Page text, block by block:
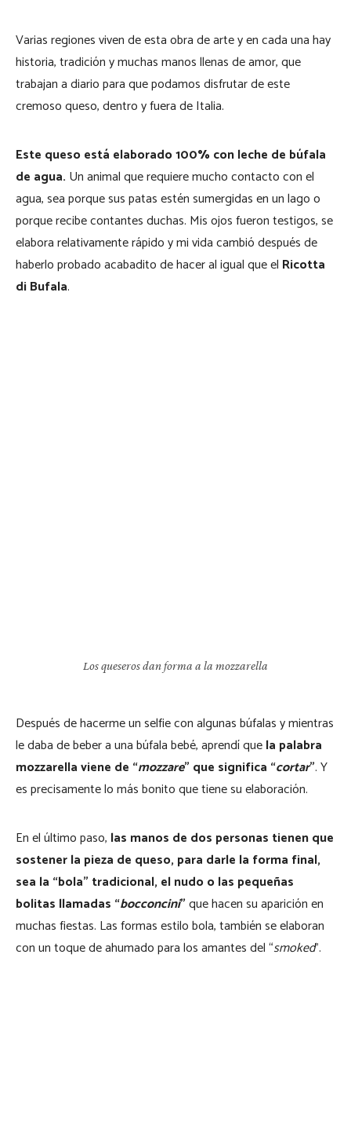
Varias regiones viven de esta obra de arte y en cada una hay
historia, tradición y muchas manos llenas de amor, que
trabajan a diario para que podamos disfrutar de este
cremoso queso, dentro y fuera de Italia.
Este queso está elaborado 100% con leche de búfala
de agua. Un animal que requiere mucho contacto con el
agua, sea porque sus patas estén sumergidas en un lago o
porque recibe contantes duchas. Mis ojos fueron testigos, se
elabora relativamente rápido y mi vida cambió después de
haberlo probado acabadito de hacer al igual que el Ricotta
di Bufala.
Los queseros dan forma a la mozzarella
Después de hacerme un selfie con algunas búfalas y mientras
le daba de beber a una búfala bebé, aprendí quela palabra
mozzarella viene de “mozzare” que significa “cortar”. Y
es precisamente lo más bonito que tiene su elaboración.
En el último paso, las manos de dos personas tienen que
sostener la pieza de queso, para darle la forma final,
sea la “bola” tradicional, el nudo o las pequeñas
bolitas llamadas “bocconcini”que hacen su aparición en
muchas fiestas. Las formas estilo bola, también se elaboran
con un toque de ahumado para los amantes del “smoked”.